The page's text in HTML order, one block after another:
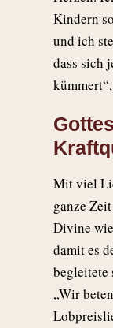
Kindern
und ich
dass sich
Mit viel
ganze
Divine
damit es
begleitete
„Wir